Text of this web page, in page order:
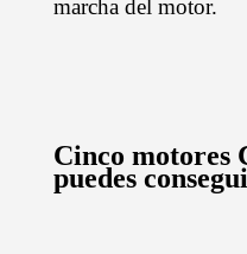
marcha del motor.
Cinco motores
puedes